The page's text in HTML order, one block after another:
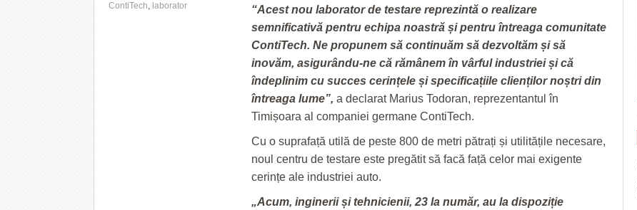
“Acest nou laborator de testare reprezintă o realizare
semnificativă pentru echipa noastră și pentru întreaga comunitate
ContiTech. Ne propunem să continuăm să dezvoltăm și să
inovăm, asigurându-ne că rămânem în vârful industriei și că
îndeplinim cu succes cerințele și specificațiile clienților noștri din
întreaga lume”, a declarat Marius Todoran, reprezentantul în
Timișoara al companiei germane ContiTech.
Cu o suprafață utilă de peste 800 de metri pătrați și utilitățile necesare,
noul centru de testare este pregătit să facă față celor mai exigente
cerințe ale industriei auto.
„Acum, inginerii și tehnicienii, 23 la număr, au la dispoziție
ContiTech, laborator